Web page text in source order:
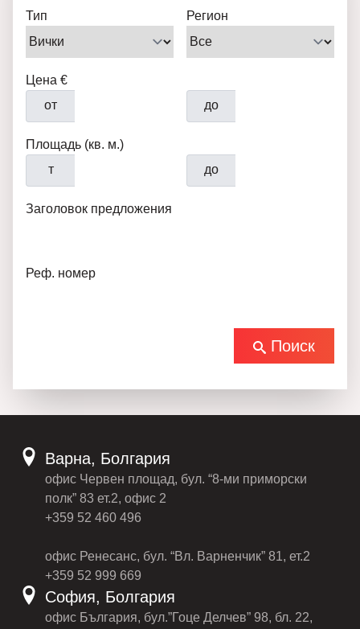
Тип Регион
Цена €
от
до
Площадь (кв. м.)
т
до
Заголовок предложения
Реф. номер
Поиск
Варна, Болгария
офис Червен площад, бул. “8-ми приморски
полк” 83 ет.2, офис 2
+359 52 460 496
офис Ренесанс, бул. “Вл. Варненчик” 81, ет.2
+359 52 999 669
София, Болгария
офис България, бул.”Гоце Делчев” 98, бл. 22,